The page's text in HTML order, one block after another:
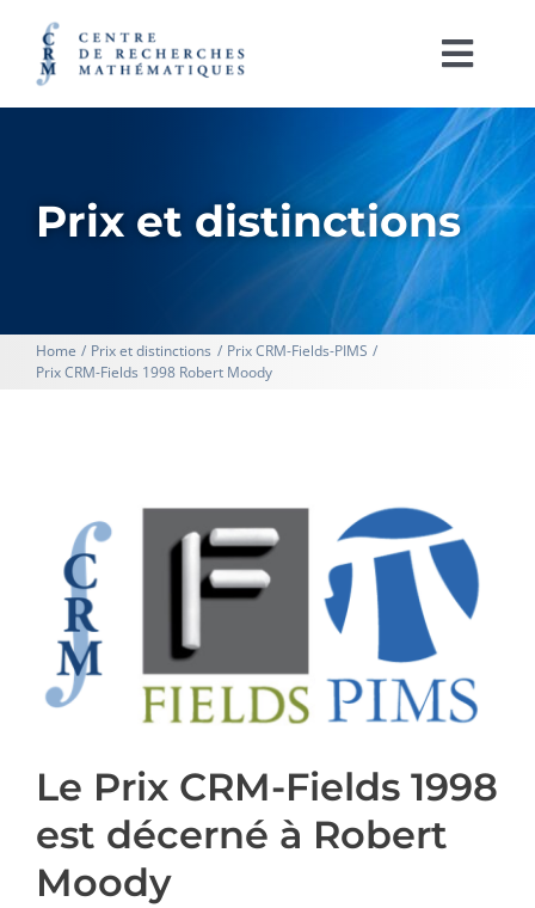
contenu
À PROPOS
LABORATOIRES
RAYONNEMENT ET PUBLICATIONS
PRIX ET DISTINCTIONS
Recherche
Répertoire
Abonnement à l’infolettre
Prix et distinctions
Home Prix et distinctions
Prix CRM-Fields-PIMS
Prix CRM-Fields 1998 Robert Moody
Le Prix CRM-Fields 1998
est décerné à Robert
Moody